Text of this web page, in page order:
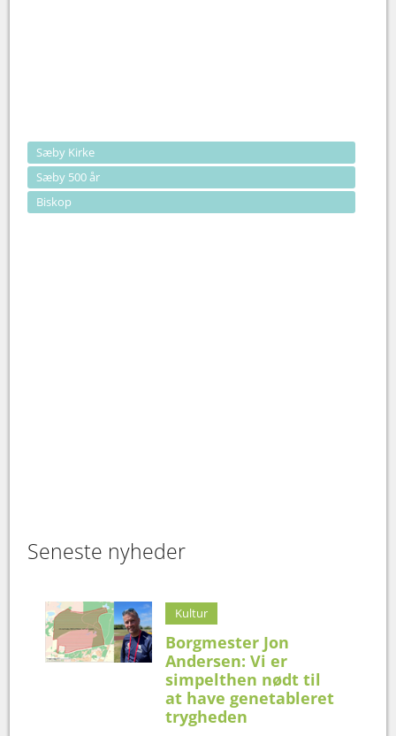
Sæby Kirke
Sæby 500 år
Biskop
Seneste nyheder
Kultur
Borgmester Jon
Andersen: Vi er
simpelthen nødt til
at have genetableret
trygheden